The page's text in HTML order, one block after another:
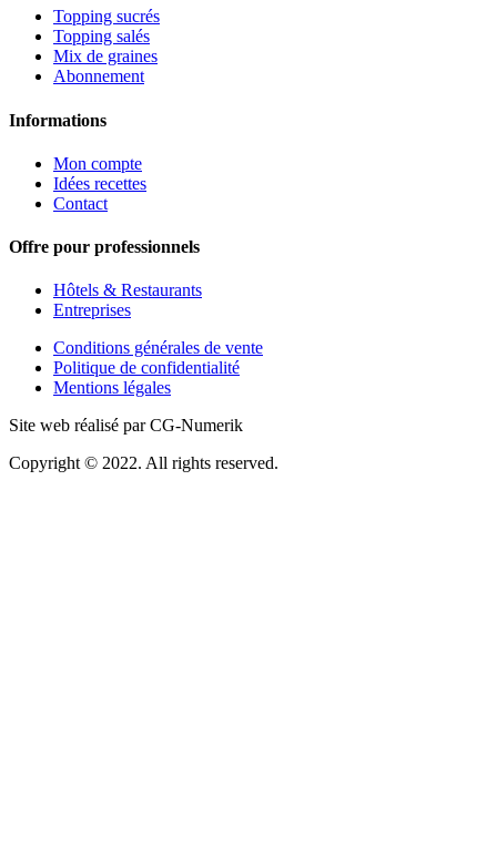
Topping sucrés
Topping salés
Mix de graines
Abonnement
Informations
Mon compte
Idées recettes
Contact
Offre pour professionnels
Hôtels & Restaurants
Entreprises
Conditions générales de vente
Politique de confidentialité
Mentions légales
Site web réalisé par CG-Numerik
Copyright © 2022. All rights reserved.